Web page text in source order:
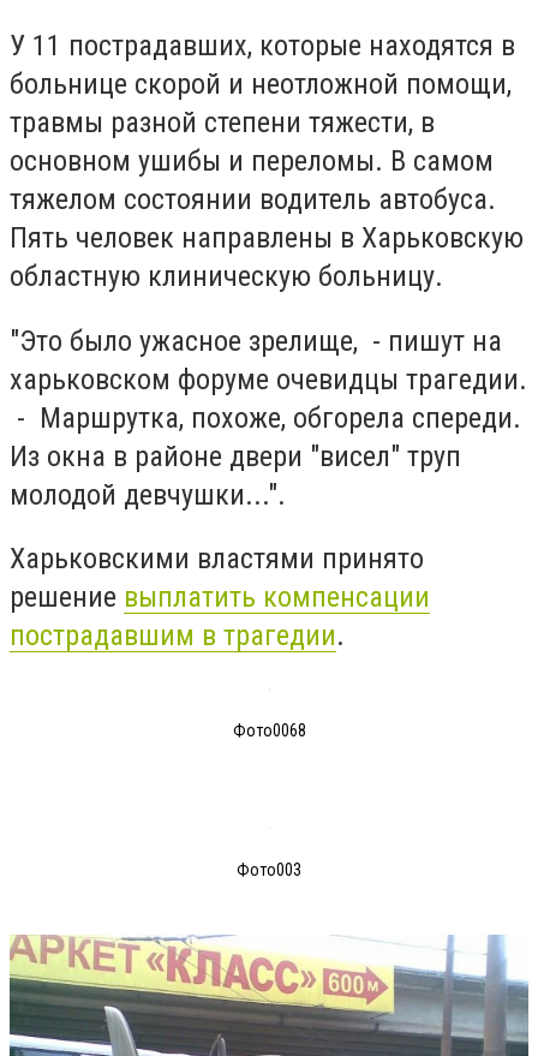
У 11 пострадавших, которые находятся в
больнице скорой и неотложной помощи,
травмы разной степени тяжести, в
основном ушибы и переломы. В самом
тяжелом состоянии водитель автобуса.
Пять человек направлены в Харьковскую
областную клиническую больницу.
"Это было ужасное зрелище, - пишут на
харьковском форуме очевидцы трагедии.
- Маршрутка, похоже, обгорела спереди.
Из окна в районе двери "висел" труп
молодой девчушки...".
Харьковскими властями принято
решение выплатить компенсации
пострадавшим в трагедии.
Фото0068
Фото003